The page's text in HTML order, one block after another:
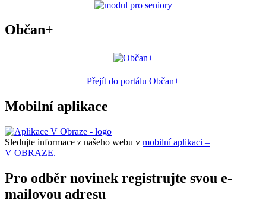
Občan+
Přejít do portálu Občan+
Mobilní aplikace
Sledujte informace z našeho webu v mobilní aplikaci –
V OBRAZE.
Pro odběr novinek registrujte svou e-
mailovou adresu